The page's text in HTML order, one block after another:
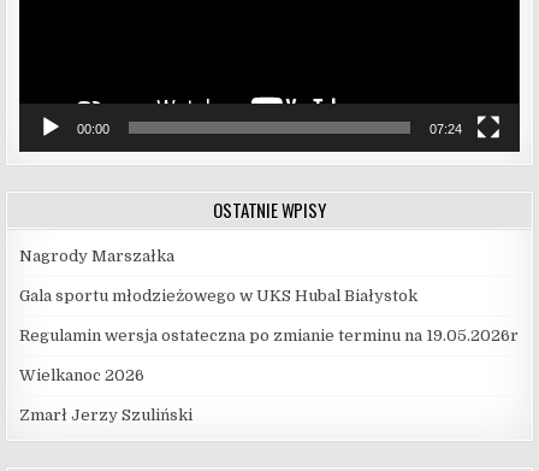
00:00 07:24
OSTATNIE WPISY
Nagrody Marszałka
Gala sportu młodzieżowego w UKS Hubal Białystok
Regulamin wersja ostateczna po zmianie terminu na 19.05.2026r
Wielkanoc 2026
Zmarł Jerzy Szuliński